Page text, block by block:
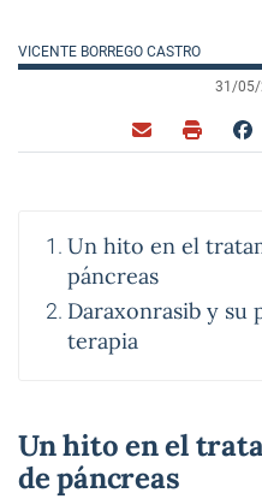
VICENTE BORREGO CASTRO
31/05/
Un hito en el
páncreas
Daraxonrasib y su
terapia
Un hito en el
de páncreas